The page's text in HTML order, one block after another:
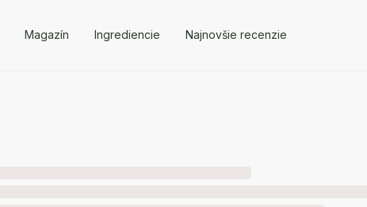
Magazín Ingrediencie Najnovšie recenzie